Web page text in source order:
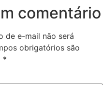
comentário
de e-mail não será
obrigatórios são
*